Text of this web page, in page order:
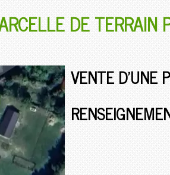
DE TERRAIN
VENTE D'UNE